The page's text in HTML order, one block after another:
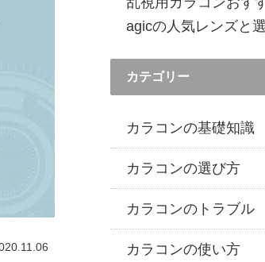
agicの人気レンズと
カテゴリー
カラコンの基礎知識
カラコンの選び方
カラコンのトラブル
カラコンの使い方